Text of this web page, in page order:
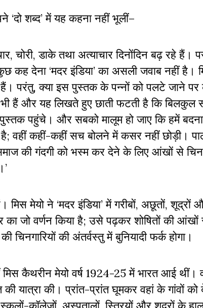
‘दो शब्द’में यह कहना नहीं भूलीं–
,चोरी,डाके तथा अत्याचार दिनोंदिन बढ़ रहे हैं।
कह देना ‘मदर इंडिया’का असली जवाब नहीं है।
हैं। परंतु,क्या इस पुस्तक के पन्नों को पलटे जाने पर
हैं और यह लिखते हुए छाती फटती है कि बिलकुल
पहुंचे। और सबको मालूम हो जाए कि हमें
;वहीं कहीं-कहीं सच बोलने में कसर नहीं छोड़ी।
की गंदगी को भस्म कर देने के लिए आंखों से
’
मिस मेयो ने ‘मदर इंडिया’में गरीबों, अछूतों,शूद्रों
जो वर्णन किया है;उसे पढ़कर शोषितों की आंखों
की चिनगारियों की अंतर्वस्तु में बुनियादी फर्क होगा।
मिस कैथरीन मेयो वर्ष 1924-25में भारत आई थीं।
यात्रा की। प्रांत-प्रांत घूमकर वहां के गांवों